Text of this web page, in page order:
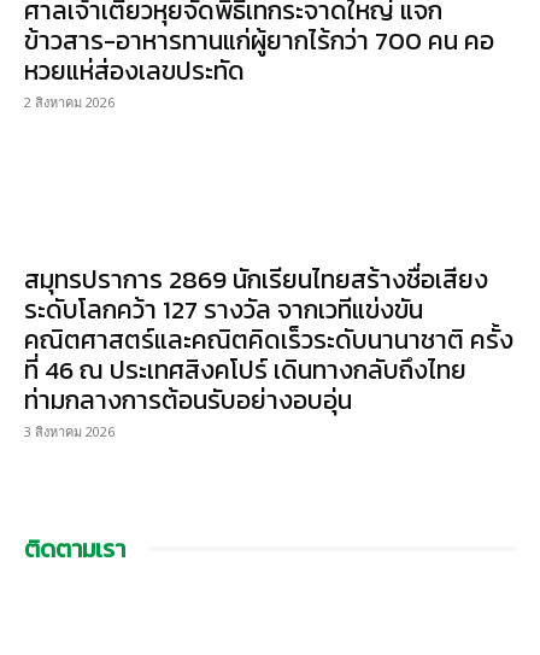
ศาลเจ้าเตียวหุยจัดพิธีเทกระจาดใหญ่ แจก
ข้าวสาร-อาหารทานแก่ผู้ยากไร้กว่า 700 คน คอ
หวยแห่ส่องเลขประทัด
2 สิงหาคม 2026
สมุทรปราการ 2869 นักเรียนไทยสร้างชื่อเสียง
ระดับโลกคว้า 127 รางวัล จากเวทีแข่งขัน
คณิตศาสตร์และคณิตคิดเร็วระดับนานาชาติ ครั้ง
ที่ 46 ณ ประเทศสิงคโปร์ เดินทางกลับถึงไทย
ท่ามกลางการต้อนรับอย่างอบอุ่น
3 สิงหาคม 2026
ติดตามเรา